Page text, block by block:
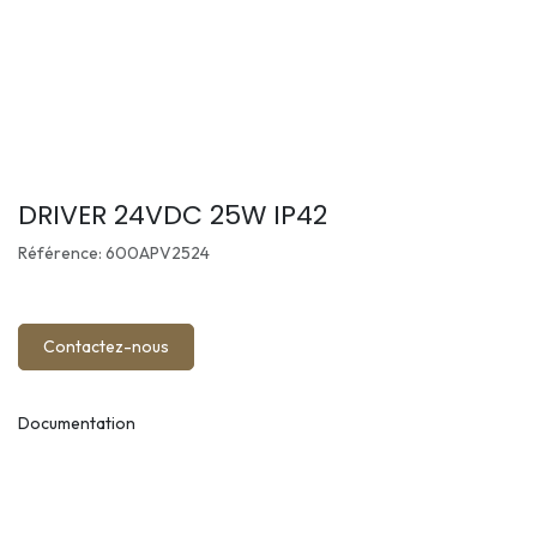
DRIVER 24VDC 25W IP42
Référence: 600APV2524
Contactez-nous
Documentation